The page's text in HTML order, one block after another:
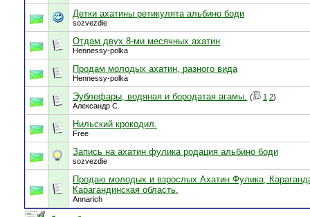
Детки ахатины ретикулята альбино боди
sozvezdie
Отдам двух 8-ми месячных ахатин
Hennessy-polka
Продам молодых ахатин, разного вида
Hennessy-polka
Эублефары, водяная и бородатая агамы. ( 1 2)
Александр С.
Нильский крокодил.
Free
Запись на ахатин фулика родация альбино боди
sozvezdie
Продаю молодых и взрослых Ахатин Фулика,
Карагандинская область.
Annarich